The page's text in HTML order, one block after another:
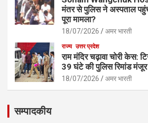
मंतर से पुलिस ने अस्पताल
पूरा मामला?
18/07/2026 अमर भारती
राज्य उत्तर प्रदेश
राम मंदिर चढ़ावा चोरी केस:
39 घंटे की पुलिस रिमांड मंजूर
18/07/2026 अमर भारती
सम्पादकीय